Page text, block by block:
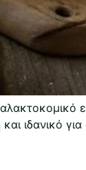
ιδανικό